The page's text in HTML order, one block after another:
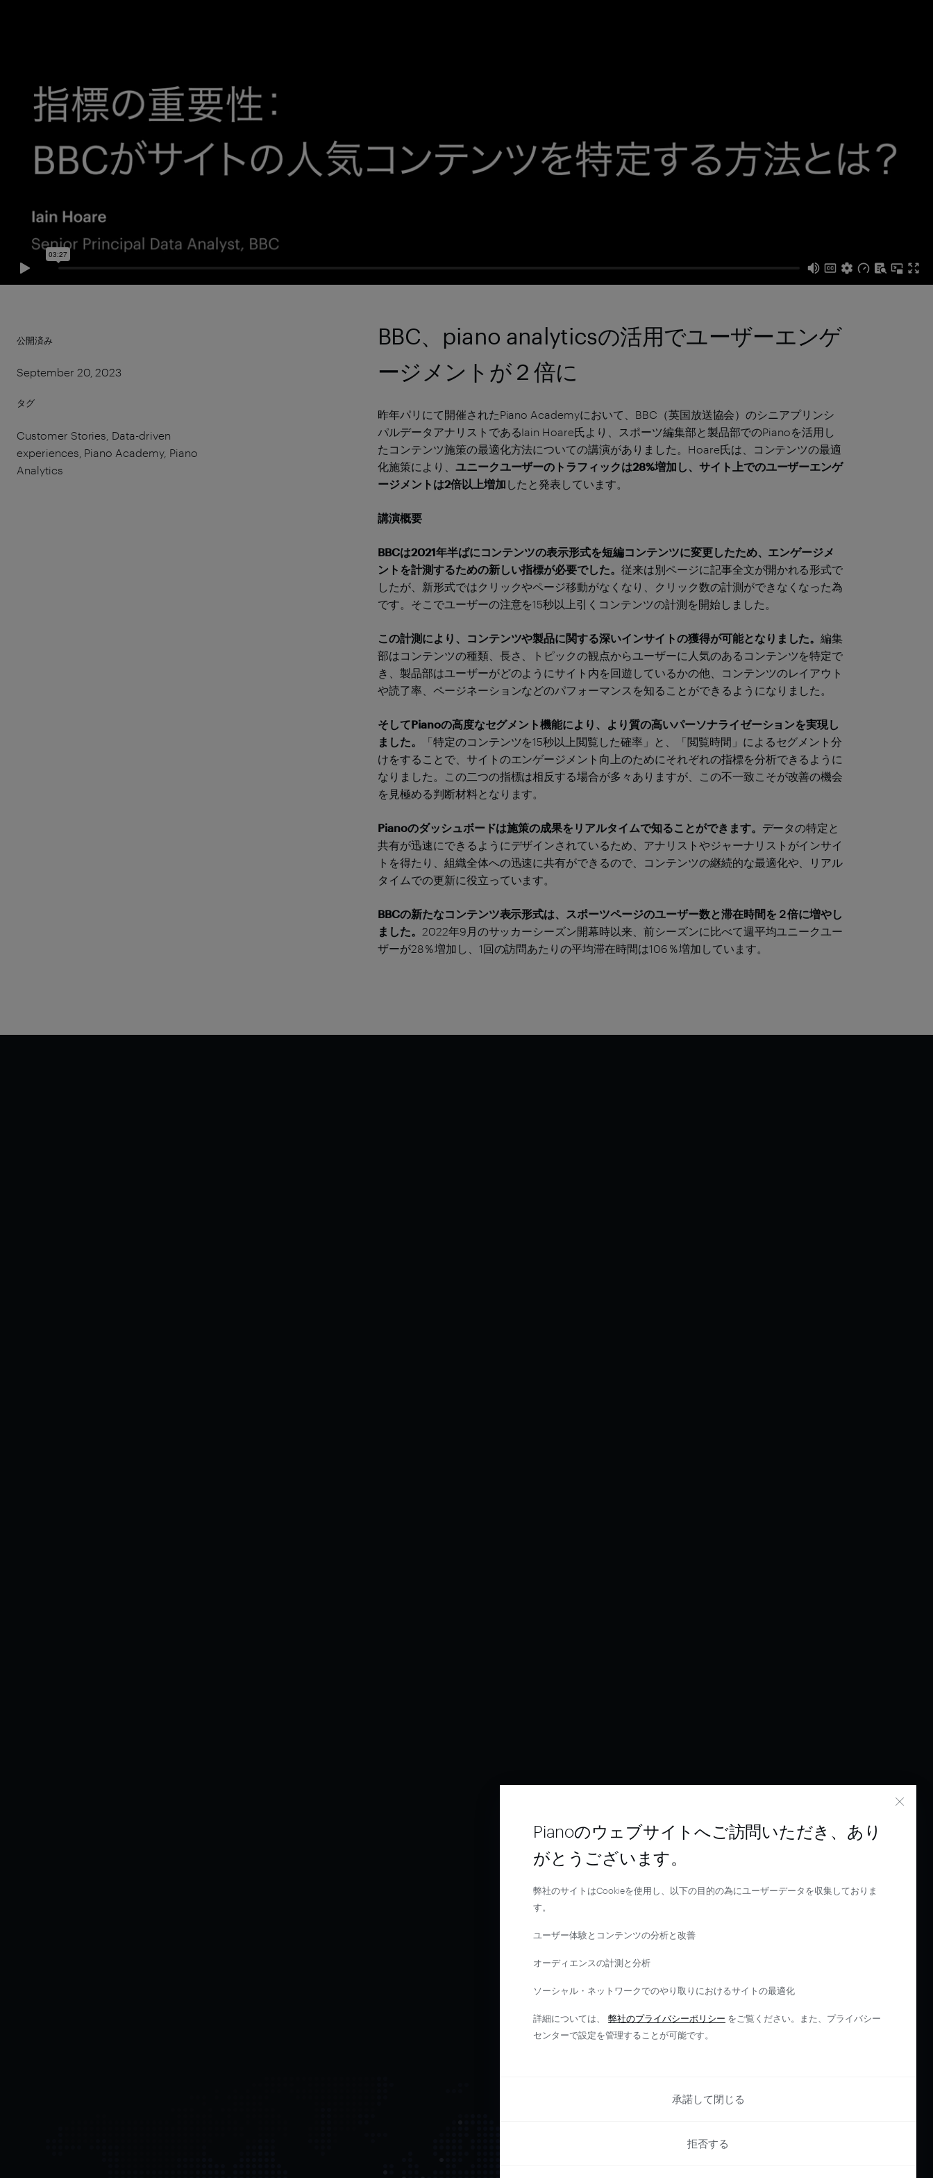
公開済み
September 20, 2023
タグ
Customer Stories, Data-driven
experiences, Piano Academy, Piano
Analytics
BBC、piano analyticsの活用でユーザーエンゲ
ージメントが２倍に
昨年パリにて開催されたPiano Academyにおいて、BBC（英国放送協会）のシニアプリンシ
パルデータアナリストであるIain Hoare氏より、スポーツ編集部と製品部でのPianoを活用し
たコンテンツ施策の最適化方法についての講演がありました。Hoare氏は、コンテンツの最適
化施策により、 ユニークユーザーのトラフィックは28%増加し、サイト上でのユーザーエンゲ
ージメントは2倍以上増加 したと発表しています。
講演概要
BBCは2021年半ばにコンテンツの表示形式を短編コンテンツに変更したため、エンゲージメ
ントを計測するための新しい指標が必要でした。従来は別ページに記事全文が開かれる形式で
したが、新形式ではクリックやページ移動がなくなり、クリック数の計測ができなくなった為
です。そこでユーザーの注意を15秒以上引くコンテンツの計測を開始しました。
この計測により、コンテンツや製品に関する深いインサイトの獲得が可能となりました。編集
部はコンテンツの種類、長さ、トピックの観点からユーザーに人気のあるコンテンツを特定で
き、製品部はユーザーがどのようにサイト内を回遊しているかの他、コンテンツのレイアウト
や読了率、ページネーションなどのパフォーマンスを知ることができるようになりました。
そしてPianoの高度なセグメント機能により、より質の高いパーソナライゼーションを実現し
ました。
「特定のコンテンツを15秒以上閲覧した確率」と、「閲覧時間」によるセグメント分
けをすることで、サイトのエンゲージメント向上のためにそれぞれの指標を分析できるように
なりました。この二つの指標は相反する場合が多々ありますが、この不一致こそが改善の機会
を見極める判断材料となります。
Pianoのダッシュボードは施策の成果をリアルタイムで知ることができます。 データの特定と
共有が迅速にできるようにデザインされているため、アナリストやジャーナリストがインサイ
トを得たり、組織全体への迅速に共有ができるので、コンテンツの継続的な最適化や、リアル
タイムでの更新に役立っています。
BBCの新たなコンテンツ表示形式は、スポーツページのユーザー数と滞在時間を２倍に増やし
ました。 2022年9月のサッカーシーズン開幕時以来、前シーズンに比べて週平均ユニークユー
ザーが28％増加し、1回の訪問あたりの平均滞在時間は106％増加しています。
Pianoのウェブサイトへご訪問いただき、あり
がとうございます。
弊社のサイトはCookieを使用し、以下の目的の為にユーザーデータを収集しておりま
す。
ユーザー体験とコンテンツの分析と改善
オーディエンスの計測と分析
ソーシャル・ネットワークでのやり取りにおけるサイトの最適化
詳細については、 弊社のプライバシーポリシー をご覧ください。また、プライバシー
センターで設定を管理することが可能です。
承諾して閉じる
拒否する